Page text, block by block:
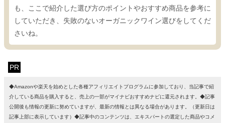
も、ここで紹介した選び方のポイントやおすすめ商品を参考に
していただき、失敗のないオーガニックワイン選びをしてくだ
さいね。
PR
◆Amazonや楽天を始めとした各種アフィリエイトプログラムに参加しており、当記事で紹
介している商品を購入すると、売上の一部がマイナビおすすめナビに還元されます。◆記事
公開後も情報の更新に努めていますが、最新の情報とは異なる場合があります。（更新日は
記事上部に表示しています）◆記事中のコンテンツは、エキスパートの選定した商品やコメ